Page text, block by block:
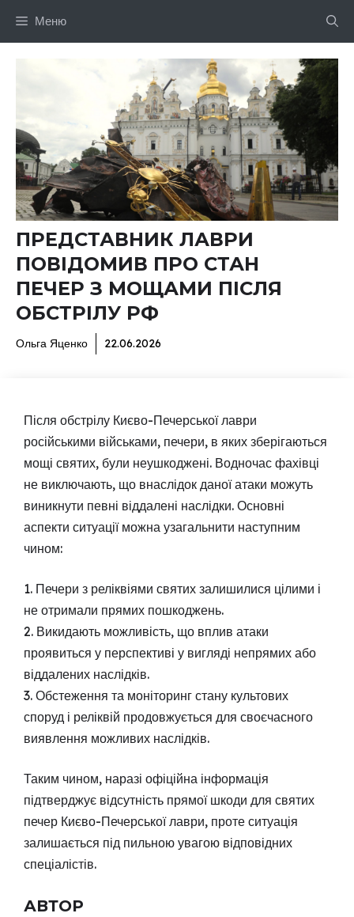
Меню
ПРЕДСТАВНИК ЛАВРИ
ПОВІДОМИВ ПРО СТАН
ПЕЧЕР З МОЩАМИ ПІСЛЯ
ОБСТРІЛУ РФ
Ольга Яценко 22.06.2026
Після обстрілу Києво-Печерської лаври
російськими військами, печери, в яких зберігаються
мощі святих, були неушкоджені. Водночас фахівці
не виключають, що внаслідок даної атаки можуть
виникнути певні віддалені наслідки. Основні
аспекти ситуації можна узагальнити наступним
чином:
1. Печери з реліквіями святих залишилися цілими і
не отримали прямих пошкоджень.
2. Викидають можливість, що вплив атаки
проявиться у перспективі у вигляді непрямих або
віддалених наслідків.
3. Обстеження та моніторинг стану культових
споруд і реліквій продовжується для своєчасного
виявлення можливих наслідків.
Таким чином, наразі офіційна інформація
підтверджує відсутність прямої шкоди для святих
печер Києво-Печерської лаври, проте ситуація
залишається під пильною увагою відповідних
спеціалістів.
АВТОР